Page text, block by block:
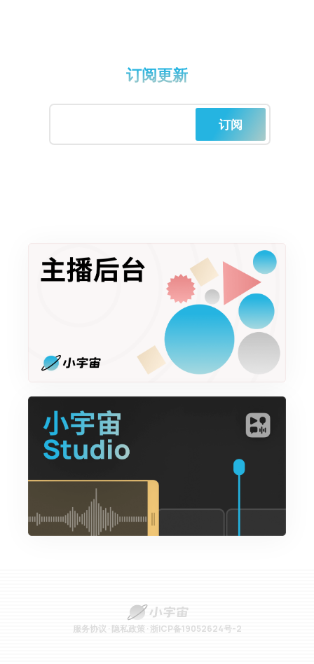
订阅更新
订阅
服务协议 · 隐私政策·浙ICP备19052624号-2